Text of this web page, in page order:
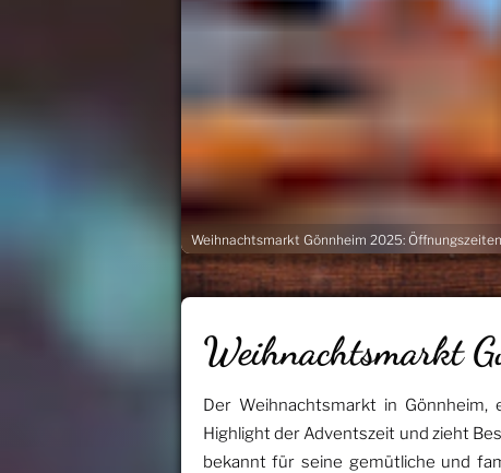
Weihnachtsmarkt Gönnheim 2025:
Weihnachtsmarkt
Der Weihnachtsmarkt in
Highlight der Adventszeit und zieht
bekannt für seine gemütliche und